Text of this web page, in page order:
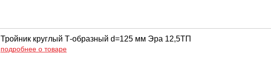
Тройник круглый Т-образный d=125 мм Эра 12,5ТП
подробнее о товаре